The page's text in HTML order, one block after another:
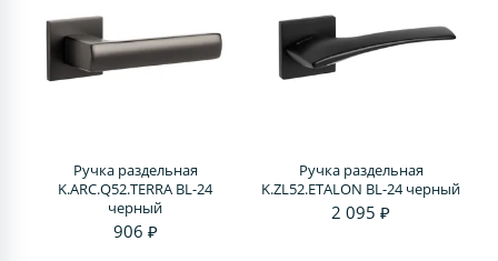
Ручка раздельная
K.ARC.Q52.TERRA BL-24
черный
906 ₽
Ручка раздельная
K.ZL52.ETALON BL-24 черный
2 095 ₽